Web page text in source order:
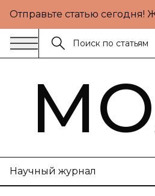
Отправьте статью сегодня!
Научный журнал